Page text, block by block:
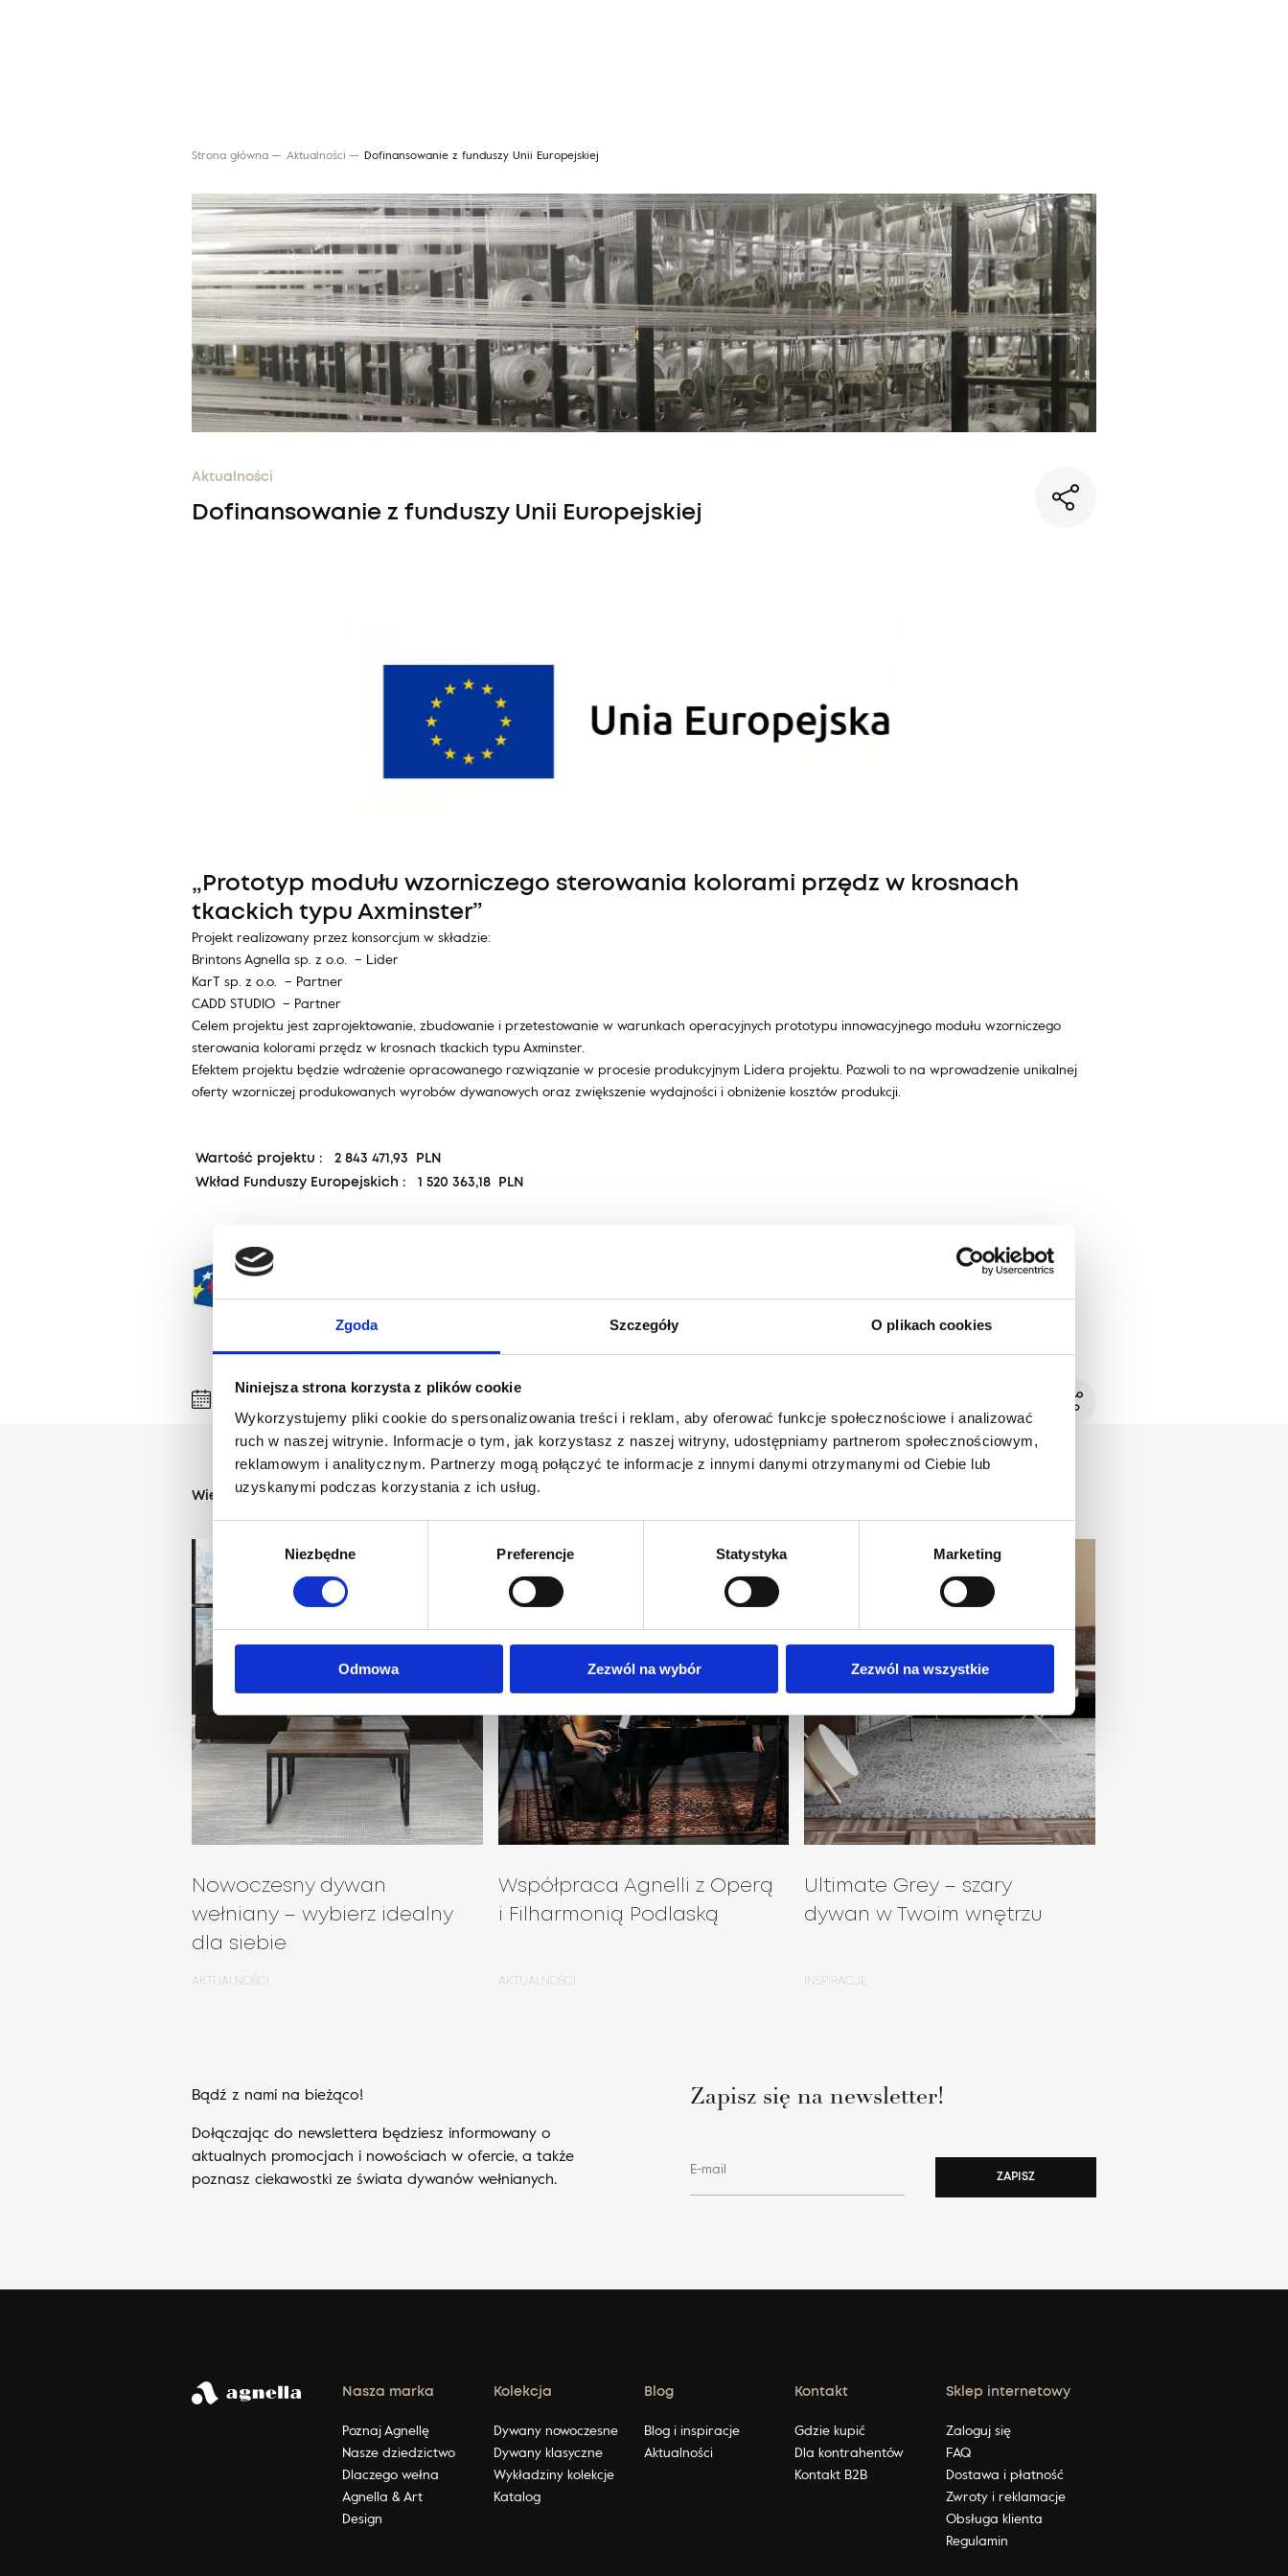
Zgoda Szczegóły O plikach cookies
Niniejsza strona korzysta z plików cookie
Wykorzystujemy pliki cookie do spersonalizowania treści i reklam, aby oferować funkcje społecznościowe i analizować
ruch w naszej witrynie. Informacje o tym, jak korzystasz z naszej witryny, udostępniamy partnerom społecznościowym,
reklamowym i analitycznym. Partnerzy mogą połączyć te informacje z innymi danymi otrzymanymi od Ciebie lub
uzyskanymi podczas korzystania z ich usług.
Niezbędne Preferencje Statystyka Marketing
Odmowa Zezwól na wybór Zezwól na wszystkie
Strona główna Aktualności Dofinansowanie z funduszy Unii Europejskiej
Aktualności
Dofinansowanie z funduszy Unii Europejskiej
„Prototyp modułu wzorniczego sterowania kolorami przędz w krosnach
tkackich typu Axminster”
Projekt realizowany przez konsorcjum w składzie:
Brintons Agnella sp. z o.o. – Lider
KarT sp. z o.o. – Partner
CADD STUDIO – Partner
Celem projektu jest zaprojektowanie, zbudowanie i przetestowanie w warunkach operacyjnych prototypu innowacyjnego modułu wzorniczego
sterowania kolorami przędz w krosnach tkackich typu Axminster.
Efektem projektu będzie wdrożenie opracowanego rozwiązanie w procesie produkcyjnym Lidera projektu. Pozwoli to na wprowadzenie unikalnej
oferty wzorniczej produkowanych wyrobów dywanowych oraz zwiększenie wydajności i obniżenie kosztów produkcji.
Wartość projektu : 2 843 471,93 PLN
Wkład Funduszy Europejskich : 1 520 363,18 PLN
Więcej z naszego bloga
Nowoczesny dywan
wełniany – wybierz idealny
dla siebie
AKTUALNOŚCI
Współpraca Agnelli z Operą
i Filharmonią Podlaską
AKTUALNOŚCI
Ultimate Grey – szary
dywan w Twoim wnętrzu
INSPIRACJE
Bądź z nami na bieżąco!
Dołączając do newslettera będziesz informowany o
aktualnych promocjach i nowościach w ofercie, a także
poznasz ciekawostki ze świata dywanów wełnianych.
Zapisz się na newsletter!
E-mail ZAPISZ
Nasza marka
Poznaj Agnellę
Nasze dziedzictwo
Dlaczego wełna
Agnella & Art
Design
Kolekcja
Dywany nowoczesne
Dywany klasyczne
Wykładziny kolekcje
Katalog
Blog
Blog i inspiracje
Aktualności
Kontakt
Gdzie kupić
Dla kontrahentów
Kontakt B2B
Sklep internetowy
Zaloguj się
FAQ
Dostawa i płatność
Zwroty i reklamacje
Obsługa klienta
Regulamin
Wyszukaj produkt